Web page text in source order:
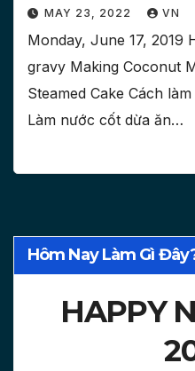
MAY 23, 2022 VN
Monday, June 17, 2019
gravy Making Coconut
Steamed Cake Cách
Làm nước cốt dừa ăn…
Hôm Nay Làm Gì
HAPPY